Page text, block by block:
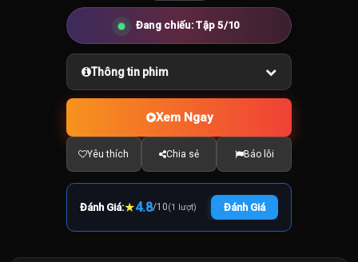
Đang chiếu: Tập 5/10
Thông tin phim
Xem Ngay
Yêu thích Chia sẻ Báo lỗi
Đánh Giá:★4.8/10(1 lượt) Đánh Giá